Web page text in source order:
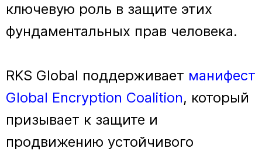
ключевую роль в защите этих
фундаментальных прав человека.
RKS Global поддерживает манифест
Global Encryption Coalition, который
призывает к защите и
продвижению устойчивого